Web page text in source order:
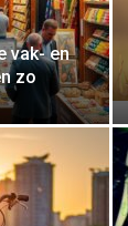
vak- en
zo